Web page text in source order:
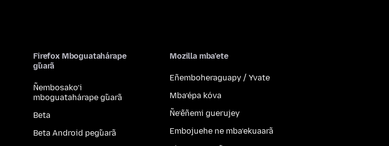
Firefox Mboguatahárape
g̃uarã
Ñembosako’i
mboguatahárape g̃uarã
Beta
Beta Android peg̃uarã
Mozilla mba’ete
Eñemboheraguapy / Yvate
Mba’épa kóva
Ñe’ẽñemi guerujey
Embojuehe ne mba’ekuaarã